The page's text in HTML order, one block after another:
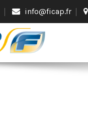
info@ficap.fr